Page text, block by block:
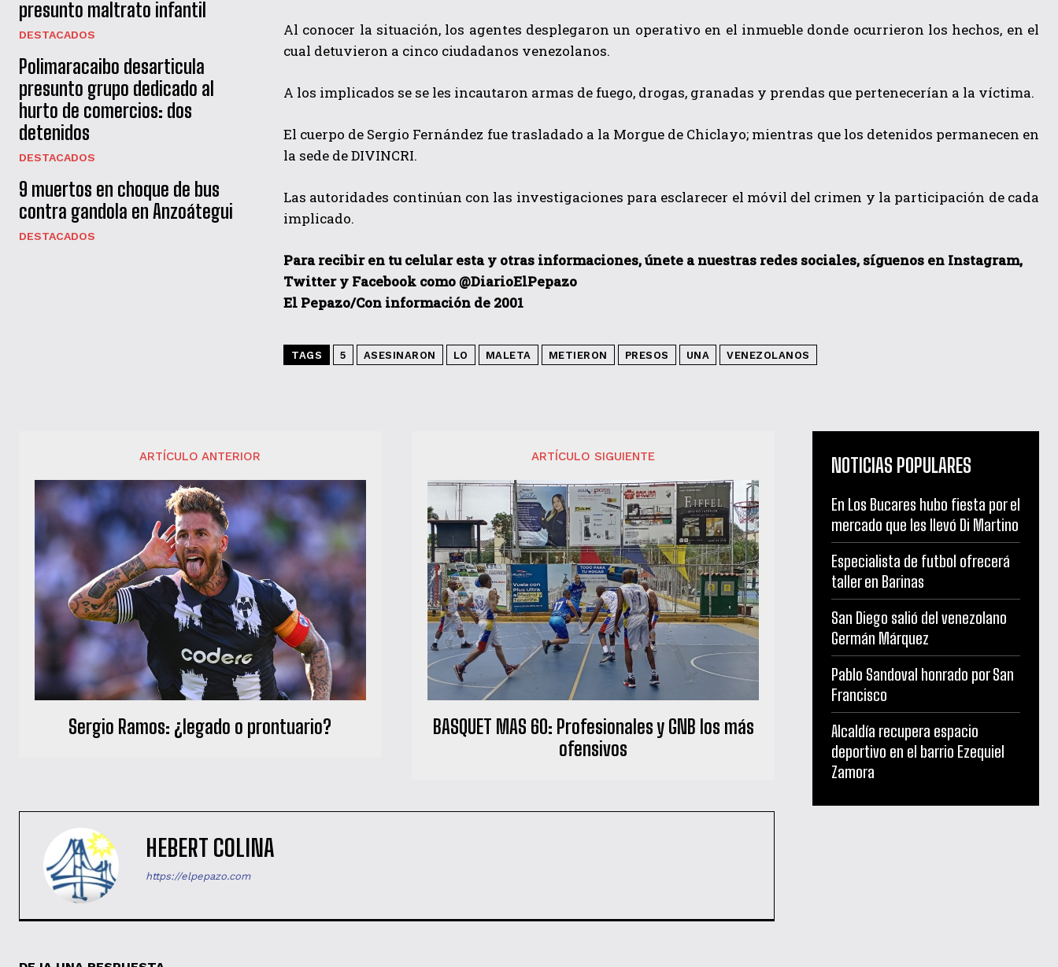
presunto maltrato infantil
DESTACADOS
Polimaracaibo desarticula
presunto grupo dedicado al
hurto de comercios: dos
detenidos
DESTACADOS
9 muertos en choque de bus
contra gandola en Anzoátegui
DESTACADOS
Al conocer la situación, los agentes desplegaron un operativo en el inmueble donde ocurrieron los hechos, en el
cual detuvieron a cinco ciudadanos venezolanos.
A los implicados se se les incautaron armas de fuego, drogas, granadas y prendas que pertenecerían a la víctima.
El cuerpo de Sergio Fernández fue trasladado a la Morgue de Chiclayo; mientras que los detenidos permanecen en
la sede de DIVINCRI.
Las autoridades continúan con las investigaciones para esclarecer el móvil del crimen y la participación de cada
implicado.
Para recibir en tu celular esta y otras informaciones, únete a nuestras redes sociales, síguenos en Instagram,
Twitter y Facebook como @DiarioElPepazo
El Pepazo/Con información de 2001
TAGS 5 ASESINARON LO MALETA METIERON PRESOS UNA VENEZOLANOS
ARTÍCULO ANTERIOR
Sergio Ramos: ¿legado o prontuario?
ARTÍCULO SIGUIENTE
BASQUET MAS 60: Profesionales y GNB los más
ofensivos
HEBERT COLINA
https://elpepazo.com
NOTICIAS POPULARES
En Los Bucares hubo fiesta por el
mercado que les llevó Di Martino
Especialista de futbol ofrecerá
taller en Barinas
San Diego salió del venezolano
Germán Márquez
Pablo Sandoval honrado por San
Francisco
Alcaldía recupera espacio
deportivo en el barrio Ezequiel
Zamora